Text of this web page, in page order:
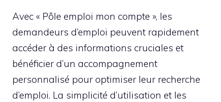
Avec « Pôle emploi mon compte », les
demandeurs d’emploi peuvent rapidement
accéder à des informations cruciales et
bénéficier d’un accompagnement
personnalisé pour optimiser leur recherche
d’emploi. La simplicité d’utilisation et les